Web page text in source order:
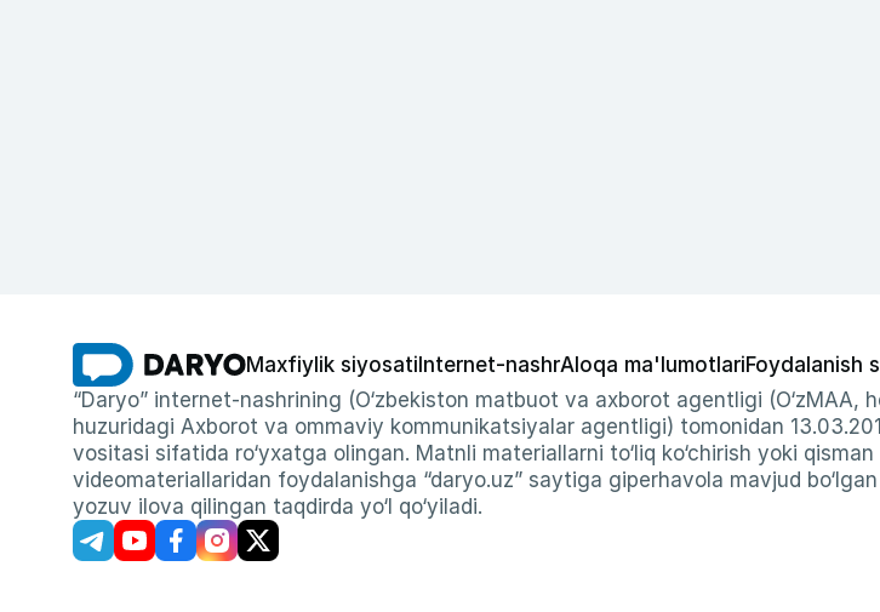
Maxfiylik siyosati Internet-nashrAloqa ma'lumotlariFoydalanish
“Daryo” internet-nashrining (O‘zbekiston matbuot va axborot agentligi (O‘zMAA,
huzuridagi Axborot va ommaviy kommunikatsiyalar agentligi) tomonidan
vositasi sifatida ro‘yxatga olingan. Matnli materiallarni to‘liq ko‘chirish yoki
videomateriallaridan foydalanishga “daryo.uz” saytiga giperhavola mavjud
yozuv ilova qilingan taqdirda yo‘l qo‘yiladi.